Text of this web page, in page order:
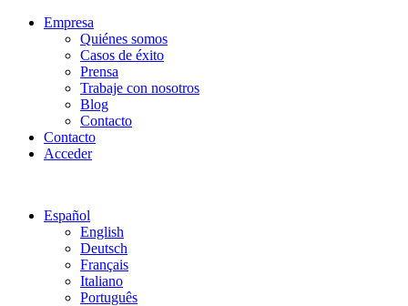
Empresa
Quiénes somos
Casos de éxito
Prensa
Trabaje con nosotros
Blog
Contacto
Contacto
Acceder
Español
English
Deutsch
Français
Italiano
Português